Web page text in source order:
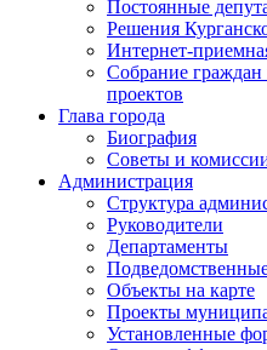
Постоянные
Решения
Интернет-
Собрание
проектов
Глава города
Биография
Советы и
Администрация
Структура
Руководители
Департаменты
Объекты на карте
Проекты
Установленные